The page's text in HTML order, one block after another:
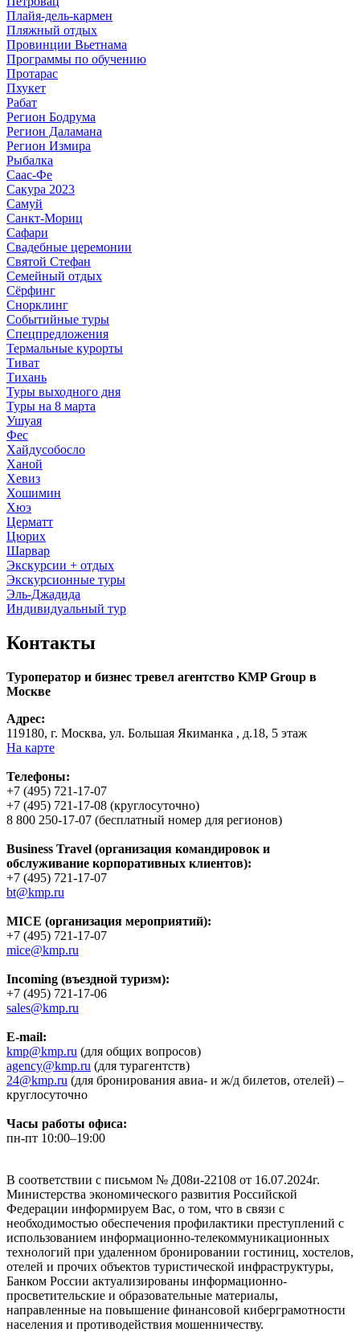
Плайя-дель-кармен
Пляжный отдых
Провинции Вьетнама
Программы по обучению
Протарас
Пхукет
Рабат
Регион Бодрума
Регион Даламана
Регион Измира
Рыбалка
Саас-Фе
Сакура 2023
Самуй
Санкт-Мориц
Сафари
Свадебные церемонии
Святой Стефан
Семейный отдых
Сёрфинг
Снорклинг
Событийные туры
Спецпредложения
Термальные курорты
Тиват
Тихань
Туры выходного дня
Туры на 8 марта
Ушуая
Фес
Хайдусобосло
Ханой
Хевиз
Хошимин
Хюэ
Церматт
Цюрих
Шарвар
Экскурсии + отдых
Экскурсионные туры
Эль-Джадида
Индивидуальный тур
Контакты
Туроператор и бизнес тревел агентство KMP Group в
Москве
Адрес:
119180, г. Москва, ул. Большая Якиманка , д.18, 5 этаж
На карте
Телефоны:
+7 (495) 721-17-07
+7 (495) 721-17-08 (круглосуточно)
8 800 250-17-07 (бесплатный номер для регионов)
Business Travel (организация командировок и
обслуживание корпоративных клиентов):
+7 (495) 721-17-07
bt@kmp.ru
MICE (организация мероприятий):
+7 (495) 721-17-07
mice@kmp.ru
Incoming (въездной туризм):
+7 (495) 721-17-06
sales@kmp.ru
E-mail:
kmp@kmp.ru (для общих вопросов)
agency@kmp.ru (для турагентств)
24@kmp.ru (для бронирования авиа- и ж/д билетов, отелей) –
круглосуточно
Часы работы офиса:
пн-пт 10:00–19:00
В соответствии с письмом № Д08и-22108 от 16.07.2024г.
Министерства экономического развития Российской
Федерации информируем Вас, о том, что в связи с
необходимостью обеспечения профилактики преступлений с
использованием информационно-телекоммуникационных
технологий при удаленном бронировании гостиниц, хостелов,
отелей и прочих объектов туристической инфраструктуры,
Банком России актуализированы информационно-
просветительские и образовательные материалы,
направленные на повышение финансовой киберграмотности
населения и противодействия мошенничеству.